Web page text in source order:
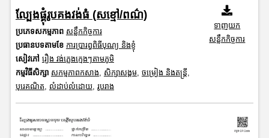
ល្បែងផ្គុំរូបគងវង់ធំ (សខ្មៅ/ពណ៌)
ប្រភេទសកម្មភាព សន្លឹកកិច្ចការ
ប្រធានបទតាមខែ ការប្រារព្ធពិធីបុណ្យ និងខ្ញុំ
សៀវភៅ រឿង វង់ភ្លេងក្មេងៗតាមភូមិ
កម្មវិធីសិក្សា សកម្មភាពកសាង, សិក្សាសង្គម, ចម្រៀង និងតន្ត្រី,
បុរេគណិត, លំដាប់លំដោយ, រូបរាង
ទាញយក
សន្លឹកកិច្ចការ